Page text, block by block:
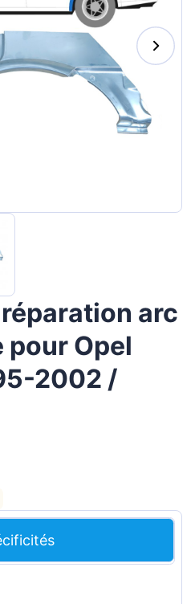
Magyar
Lietuvių
Hrvatski
arc
pour Opel
2002 /